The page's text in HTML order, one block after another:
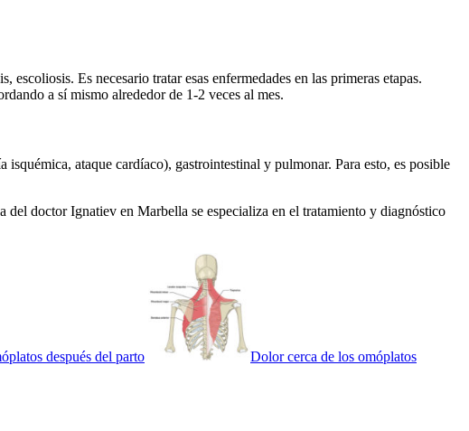
Es necesario tratar esas enfermedades en las primeras etapas.
a sí mismo alrededor de 1-2 veces al mes.
ataque cardíaco), gastrointestinal y pulmonar. Para esto, es posible
doctor Ignatiev en Marbella se especializa en el tratamiento y diagnóstico
después del parto Dolor cerca de los omóplatos